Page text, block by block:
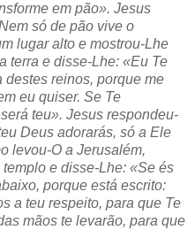
em pão». Jesus
só de pão vive o
lugar alto e mostrou-Lhe
terra e disse-Lhe: «Eu Te
destes reinos, porque me
eu quiser. Se Te
teu». Jesus respondeu-
Deus adorarás, só a Ele
levou-O a Jerusalém,
e disse-Lhe: «Se és
porque está escrito:
a teu respeito, para que Te
mãos te levarão, para que